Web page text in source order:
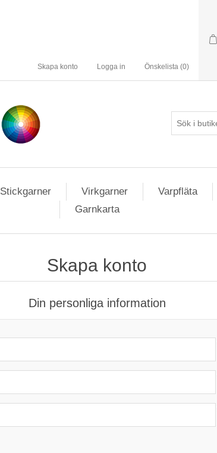
Skapa konto Logga in Önskelista (0)
Stickgarner Virkgarner Varpfläta
Garnkarta
Skapa konto
Din personliga information